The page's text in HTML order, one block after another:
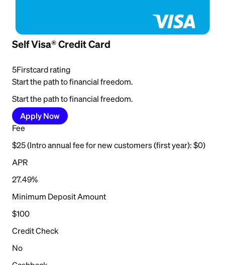
Self Visa® Credit Card
5Firstcard rating
Start the path to financial freedom.
Start the path to financial freedom.
Apply Now
Fee
$25 (Intro annual fee for new customers (first year): $0)
APR
27.49%
Minimum Deposit Amount
$100
Credit Check
No